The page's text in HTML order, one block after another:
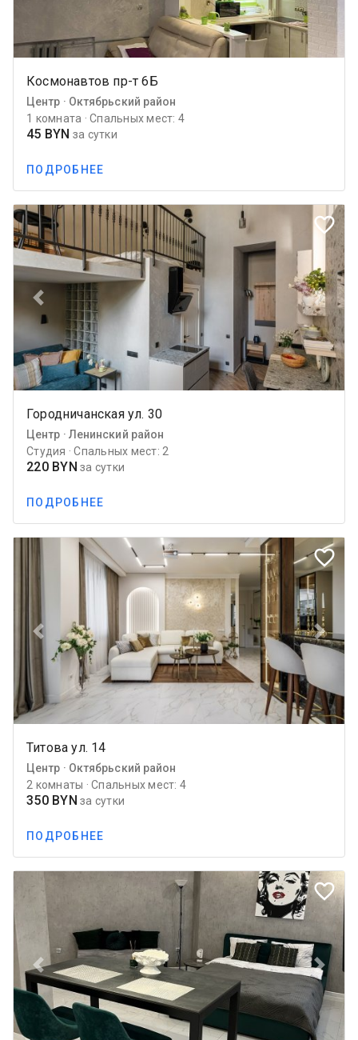
Космонавтов пр-т 6Б
Центр · Октябрьский район
1 комната · Спальных мест: 4
45 BYN за сутки
ПОДРОБНЕЕ
favorite_border
Previous Next
Городничанская ул. 30
Центр · Ленинский район
Студия · Спальных мест: 2
220 BYN за сутки
ПОДРОБНЕЕ
favorite_border
Previous Next
Титова ул. 14
Центр · Октябрьский район
2 комнаты · Спальных мест: 4
350 BYN за сутки
ПОДРОБНЕЕ
favorite_border
Previous Next